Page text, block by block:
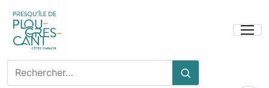
Ouvrir
Rechercher
sur
Rechercher